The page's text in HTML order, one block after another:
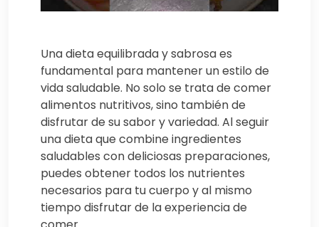
Una dieta equilibrada y sabrosa es
fundamental para mantener un estilo de
vida saludable. No solo se trata de comer
alimentos nutritivos, sino también de
disfrutar de su sabor y variedad. Al seguir
una dieta que combine ingredientes
saludables con deliciosas preparaciones,
puedes obtener todos los nutrientes
necesarios para tu cuerpo y al mismo
tiempo disfrutar de la experiencia de